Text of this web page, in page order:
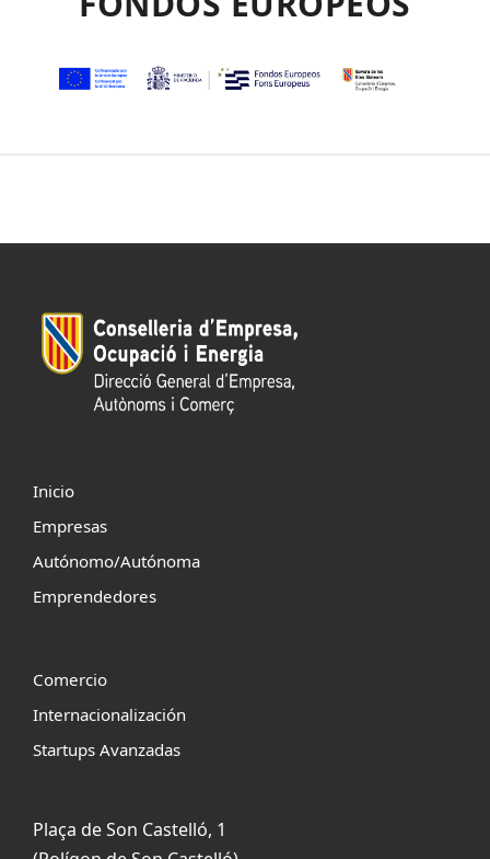
Inicio
Empresas
Autónomo/Autónoma
Emprendedores
Comercio
Internacionalización
Startups Avanzadas
Plaça de Son Castelló, 1